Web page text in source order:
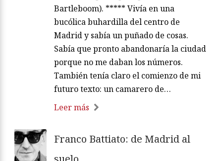
Bartleboom). ***** Vivía en una
bucólica buhardilla del centro de
Madrid y sabía un puñado de cosas.
Sabía que pronto abandonaría la ciudad
porque no me daban los números.
También tenía claro el comienzo de mi
futuro texto: un camarero de…
Leer más
Franco Battiato: de Madrid al